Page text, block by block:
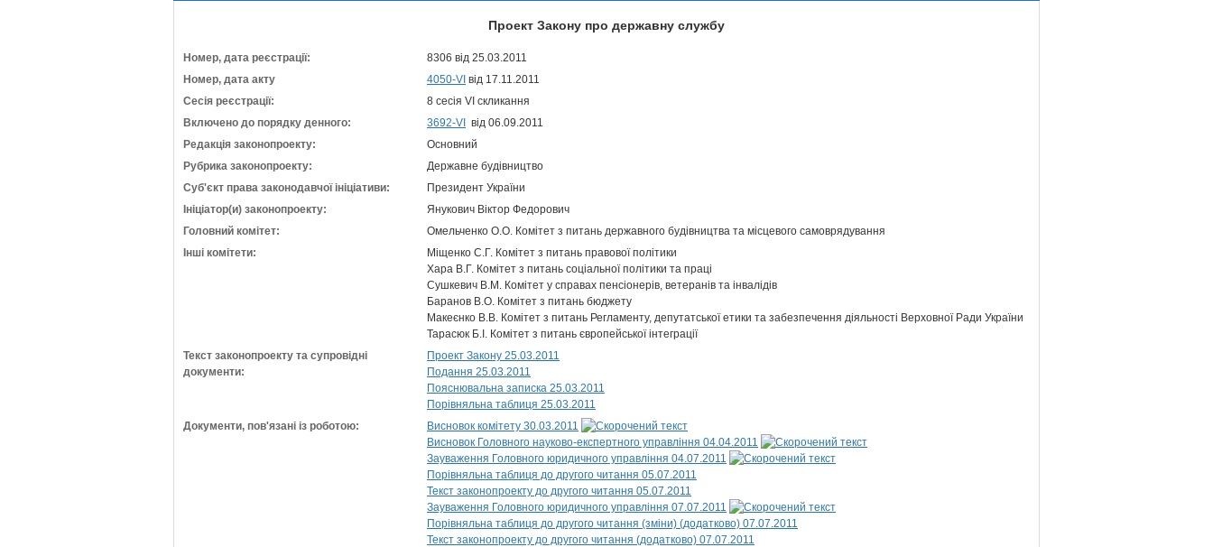
Проект Закону про державну службу
Номер, дата реєстрації:
8306 від 25.03.2011
Номер, дата акту
4050-VI від 17.11.2011
Сесія реєстрації:
8 сесія VI скликання
Включено до порядку денного:
3692-VI
від 06.09.2011
Редакція законопроекту:
Основний
Рубрика законопроекту:
Державне будівництво
Суб'єкт права законодавчої ініціативи:
Президент України
Ініціатор(и) законопроекту:
Янукович Віктор Федорович
Головний комітет:
Омельченко О.О. Комітет з питань державного будівництва та місцевого самоврядування
Інші комітети:
Міщенко С.Г. Комітет з питань правової політики
Хара В.Г. Комітет з питань соціальної політики та праці
Сушкевич В.М. Комітет у справах пенсіонерів, ветеранів та інвалідів
Баранов В.О. Комітет з питань бюджету
Макеєнко В.В. Комітет з питань Регламенту, депутатської етики та забезпечення діяльності Верховної Ради України
Тарасюк Б.І. Комітет з питань європейської інтеграції
Текст законопроекту та супровідні
документи:
Проект Закону 25.03.2011
Подання 25.03.2011
Пояснювальна записка 25.03.2011
Порівняльна таблиця 25.03.2011
Документи, пов'язані із роботою:
Висновок комітету 30.03.2011
Висновок Головного науково-експертного управління 04.04.2011
Зауваження Головного юридичного управління 04.07.2011
Порівняльна таблиця до другого читання 05.07.2011
Текст законопроекту до другого читання 05.07.2011
Зауваження Головного юридичного управління 07.07.2011
Порівняльна таблиця до другого читання (зміни) (додатково) 07.07.2011
Текст законопроекту до другого читання (додатково) 07.07.2011